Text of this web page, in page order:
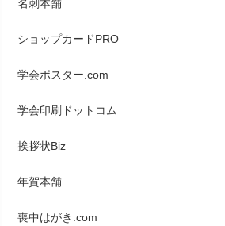
名刺本舗
ショップカードPRO
学会ポスター.com
学会印刷ドットコム
挨拶状Biz
年賀本舗
喪中はがき.com